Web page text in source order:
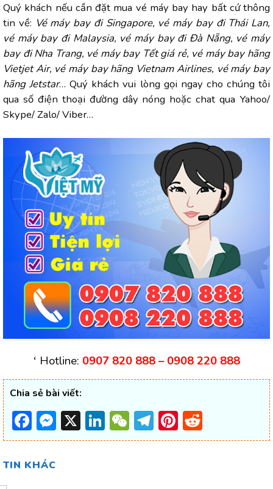
Quý khách nếu cần đặt mua vé máy bay hay bất cứ thông
tin về: Vé máy bay đi Singapore, vé máy bay đi Thái Lan,
vé máy bay đi Malaysia, vé máy bay đi Đà Nẵng, vé máy
bay đi Nha Trang, vé máy bay Tết giá rẻ, vé máy bay hãng
Vietjet Air, vé máy bay hãng Vietnam Airlines, vé máy bay
hãng Jetstar… Quý khách vui lòng gọi ngay cho chúng tôi
qua số điện thoại đường dây nóng hoặc chat qua Yahoo/
Skype/ Zalo/ Viber…
‘ Hotline: 0907 820 888 – 0908 220 888
Chia sẻ bài viết:
Facebook
Messenger
X LinkedIn
WeChat
Telegram
Pinterest
TIN KHÁC